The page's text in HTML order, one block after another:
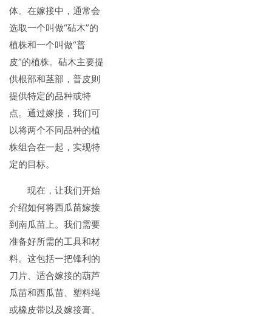
体。在嫁接中，通常会
选取一个叫做“砧木”的
植株和一个叫做“普
皮”的植株。砧木主要提
供根部和茎部，普皮则
提供特定的品种或特
点。通过嫁接，我们可
以将两个不同品种的植
株组合在一起，实现特
定的目标。
现在，让我们开始
介绍如何将西瓜苗嫁接
到南瓜苗上。我们需要
准备好所需的工具和材
料。这包括一把锋利的
刀片、适合嫁接的葫芦
瓜苗和西瓜苗、塑料绳
或橡皮带以及嫁接膏。